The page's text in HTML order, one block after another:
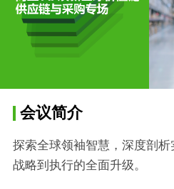
会议简介
探索全球领袖智慧，深度剖
战略到执行的全面升级。